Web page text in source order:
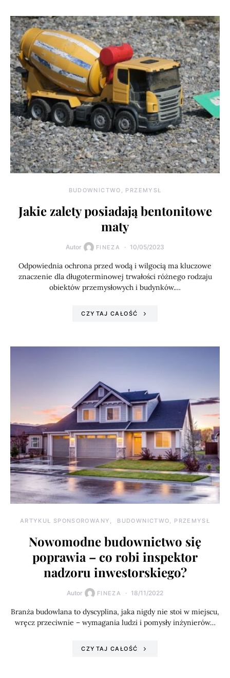
BUDOWNICTWO, PRZEMYSŁ
Jakie zalety posiadają bentonitowe
maty
Autor FINEZA 10/05/2023
Odpowiednia ochrona przed wodą i wilgocią ma kluczowe
znaczenie dla długoterminowej trwałości różnego rodzaju
obiektów przemysłowych i budynków.…
CZYTAJ CAŁOŚĆ
ARTYKUŁ SPONSOROWANY BUDOWNICTWO, PRZEMYSŁ
Nowomodne budownictwo się
poprawia – co robi inspektor
nadzoru inwestorskiego?
Autor FINEZA 18/11/2022
Branża budowlana to dyscyplina, jaka nigdy nie stoi w miejscu,
wręcz przeciwnie – wymagania ludzi i pomysły inżynierów…
CZYTAJ CAŁOŚĆ